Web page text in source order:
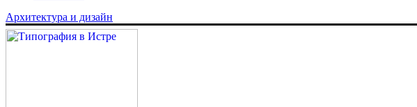
Архитектура и дизайн